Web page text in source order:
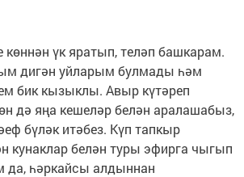
үк яратып, теләп башкарам.
дигән уйларым булмады һәм
бик кызыклы. Авыр күтәреп
дә яңа кешеләр белән аралашабыз,
бүләк итәбез. Күп тапкыр
кунаклар белән туры эфирга чыгып
да, һәркайсы алдыннан